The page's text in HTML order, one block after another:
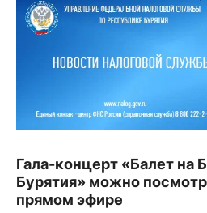
Гала-концерт «Балет на
Бурятия» можно
прямом эфире